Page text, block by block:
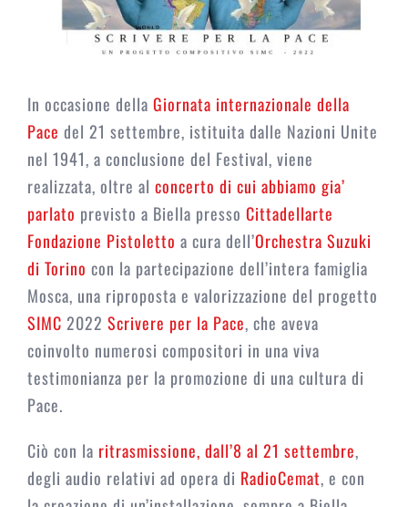
In occasione della Giornata internazionale della
Pace del 21 settembre, istituita dalle Nazioni Unite
nel 1941, a conclusione del Festival, viene
realizzata, oltre al concerto di cui abbiamo gia’
parlato previsto a Biella presso Cittadellarte
Fondazione Pistoletto a cura dell’Orchestra Suzuki
di Torino con la partecipazione dell’intera famiglia
Mosca, una riproposta e valorizzazione del progetto
SIMC 2022 Scrivere per la Pace, che aveva
coinvolto numerosi compositori in una viva
testimonianza per la promozione di una cultura di
Pace.
Ciò con la ritrasmissione, dall’8 al 21 settembre,
degli audio relativi ad opera di RadioCemat, e con